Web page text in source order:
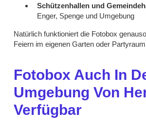
Schützenhallen und
Enger, Spenge und Umgebung
Natürlich funktioniert die Fotobox
Feiern im eigenen Garten oder
Fotobox Auch In
Umgebung Von
Verfügbar